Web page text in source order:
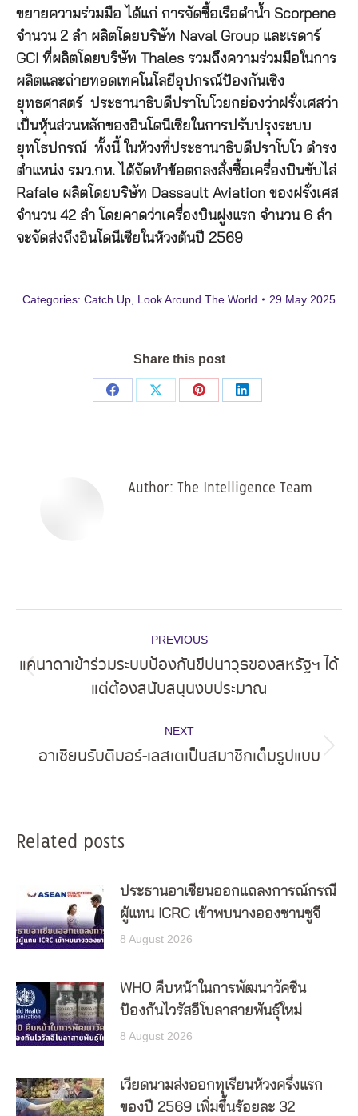
ขยายความร่วมมือ ได้แก่ การจัดซื้อเรือดำน้ำ Scorpene
จำนวน 2 ลำ ผลิตโดยบริษัท Naval Group และเรดาร์
GCI ที่ผลิตโดยบริษัท Thales รวมถึงความร่วมมือในการ
ผลิตและถ่ายทอดเทคโนโลยีอุปกรณ์ป้องกันเชิง
ยุทธศาสตร์ ประธานาธิบดีปราโบโวยกย่องว่าฝรั่งเศสว่า
เป็นหุ้นส่วนหลักของอินโดนีเซียในการปรับปรุงระบบ
ยุทโธปกรณ์ ทั้งนี้ ในห้วงที่ประธานาธิบดีปราโบโว ดำรง
ตำแหน่ง รมว.กห. ได้จัดทำข้อตกลงสั่งซื้อเครื่องบินขับไล่
Rafale ผลิตโดยบริษัท Dassault Aviation ของฝรั่งเศส
จำนวน 42 ลำ โดยคาดว่าเครื่องบินฝูงแรก จำนวน 6 ลำ
จะจัดส่งถึงอินโดนีเซียในห้วงต้นปี 2569
Categories: Catch Up Look Around The World 29 May 2025
Share this post
Share
Share
Share
Share
Author: The Intelligence Team
navigation
PREVIOUS
post:
แคนาดาเข้าร่วมระบบป้องกันขีปนาวุธของสหรัฐฯ ได้
แต่ต้องสนับสนุนงบประมาณ
NEXT
Next
อาเซียนรับติมอร์-เลสเตเป็นสมาชิกเต็มรูปแบบ
Related posts
ประธานอาเซียนออกแถลงการณ์กรณี
ผู้แทน ICRC เข้าพบนางอองซานซูจี
8 August 2026
WHO คืบหน้าในการพัฒนาวัคซีน
ป้องกันไวรัสอีโบลาสายพันธุ์ใหม่
8 August 2026
เวียดนามส่งออกทุเรียนห้วงครึ่งแรก
ของปี 2569 เพิ่มขึ้นร้อยละ 32